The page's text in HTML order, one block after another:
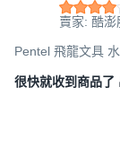
賣家: 酷澎
Pentel 飛龍文具
很快就收到商品了